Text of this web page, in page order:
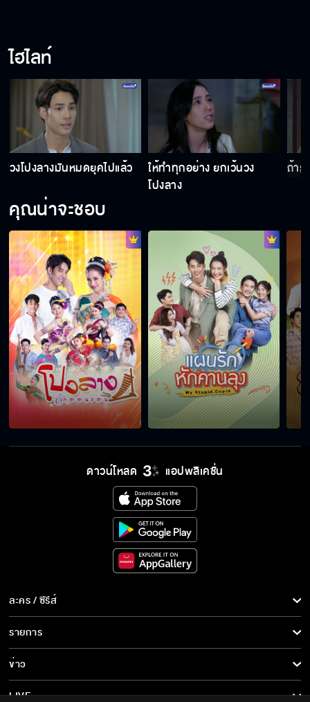
ยังมีหน้ามาเหยียบที่นี่อีกหรอ
คิดจะทำอะไรกันแน่!!
พ่อกับลูกไม่ถูกกัน ฉันจะได้หาพวกได้
นางฟ้า
ต้องปรับตัวให้เข้ากับอาหารและสถานที่
ภารกิจโปงลาง นำพา..ภารกิจรัก 10 เมษายนนี้
เริ่มกันเลย
ม่วนคักม่วนหลาย "โปงลางฮักออนซอน"
ไฮไลท์
วงโปงลางมันหมดยุคไปแล้ว
ให้ทำทุกอย่าง ยกเว้นวง
โปงลาง
ถ้ารู้
คุณน่าจะชอบ
ดาวน์โหลด แอปพลิเคชั่น
ละคร / ซีรีส์
ละคร/ซีรีส์
ซีรีส์นานาชาติ
การ์ตูน & เกม
รายการ
รายการทั้งหมด
ข่าว
ข่าวทั้งหมด
LIVE